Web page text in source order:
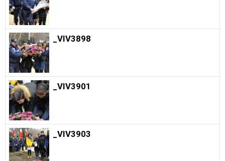
_VIV3898
_VIV3901
_VIV3903